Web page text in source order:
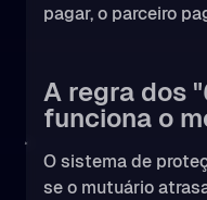
pagar, o parceiro
A regra dos
funciona o
O sistema de
se o mutuário